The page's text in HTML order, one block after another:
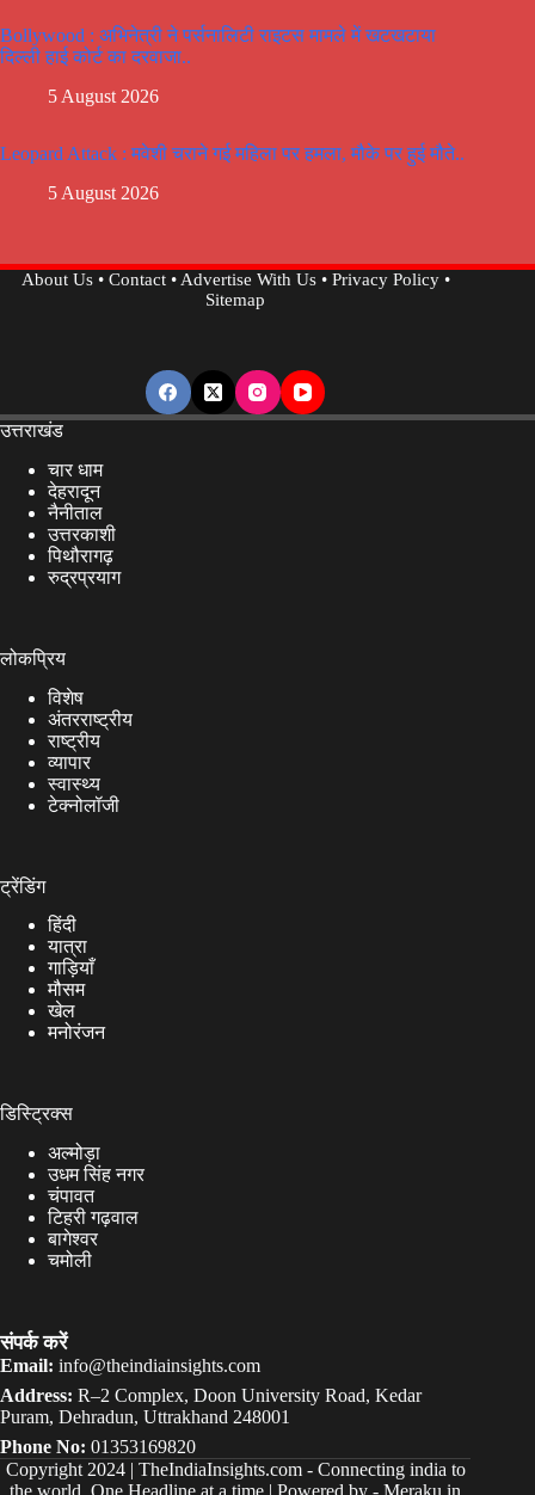
Bollywood : अभिनेत्री ने पर्सनालिटी राइटस मामले में खटखटाया
दिल्ली हाई कोर्ट का दरवाजा..
5 August 2026
Leopard Attack : मवेशी चराने गई महिला पर हमला, मौके पर हुई मौते..
5 August 2026
About Us• Contact• Advertise With Us• Privacy Policy•
Sitemap
उत्तराखंड
चार धाम
देहरादून
नैनीताल
उत्तरकाशी
पिथौरागढ़
रुद्रप्रयाग
लोकप्रिय
विशेष
अंतरराष्ट्रीय
राष्ट्रीय
व्यापार
स्वास्थ्य
टेक्नोलॉजी
ट्रेंडिंग
हिंदी
यात्रा
गाड़ियाँ
मौसम
खेल
मनोरंजन
डिस्ट्रिक्स
अल्मोड़ा
उधम सिंह नगर
चंपावत
टिहरी गढ़वाल
बागेश्वर
चमोली
संपर्क करें
Email: info@theindiainsights.com
Address: R–2 Complex, Doon University Road, Kedar
Puram, Dehradun, Uttrakhand 248001
Phone No: 01353169820
Copyright 2024 | TheIndiaInsights.com- Connecting india to